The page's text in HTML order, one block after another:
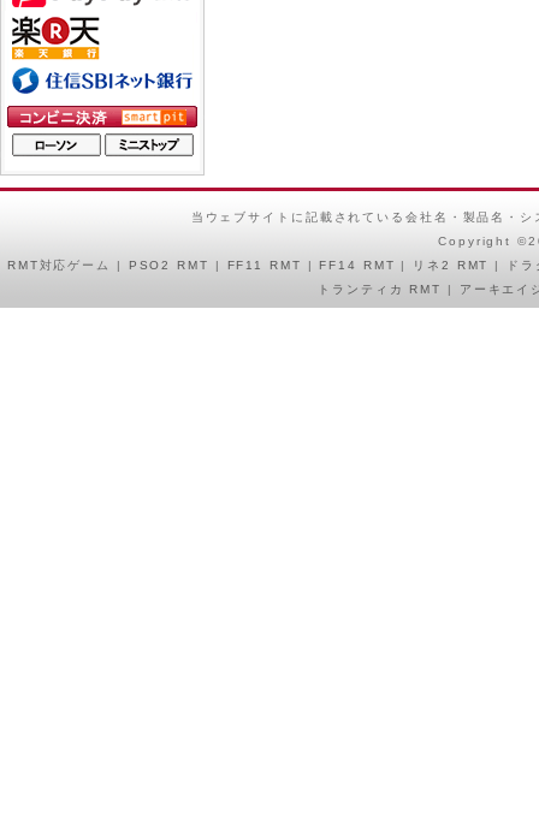
当ウェブサイトに記載されている会社名・製品名・
Copyright
RMT対応ゲーム | PSO2 RMT | FF11 RMT |FF14 RMT | リネ2 RMT |
ド
トランティカ RMT
| アーキエイ